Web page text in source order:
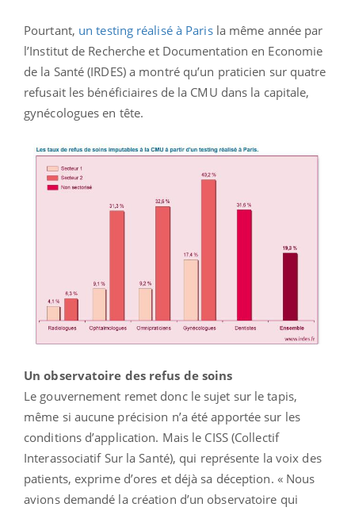
Pourtant, un testing réalisé à Parisla même année par
l’Institut de Recherche et Documentation en Economie
de la Santé (IRDES) a montré qu’un praticien sur quatre
refusait les bénéficiaires de la CMU dans la capitale,
gynécologues en tête.
Un observatoire des refus de soins
Le gouvernement remet donc le sujet sur le tapis,
même si aucune précision n’a été apportée sur les
conditions d’application. Mais le CISS (Collectif
Interassociatif Sur la Santé), qui représente la voix des
patients, exprime d’ores et déjà sa déception. « Nous
avions demandé la création d’un observatoire qui